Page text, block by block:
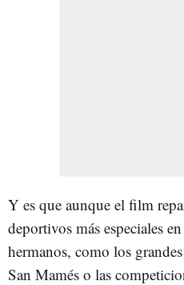
Y es que aunque el film
deportivos más especiales
hermanos, como los
San Mamés o las